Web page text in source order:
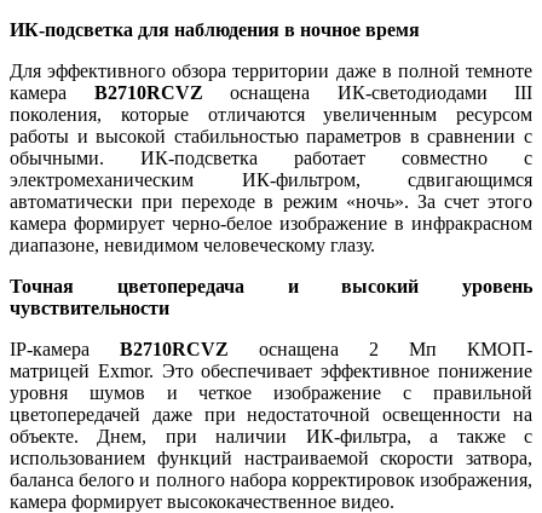
ИК-подсветка для наблюдения в ночное время
Для эффективного обзора территории даже в полной темноте
камера B2710RCVZ оснащена ИК-светодиодами III
поколения, которые отличаются увеличенным ресурсом
работы и высокой стабильностью параметров в сравнении с
обычными. ИК-подсветка работает совместно с
электромеханическим ИК-фильтром, сдвигающимся
автоматически при переходе в режим «ночь». За счет этого
камера формирует черно-белое изображение в инфракрасном
диапазоне, невидимом человеческому глазу.
Точная цветопередача и высокий уровень
чувствительности
IP-камера B2710RCVZ оснащена 2 Мп КМОП-
матрицей Exmor. Это обеспечивает эффективное понижение
уровня шумов и четкое изображение с правильной
цветопередачей даже при недостаточной освещенности на
объекте. Днем, при наличии ИК-фильтра, а также с
использованием функций настраиваемой скорости затвора,
баланса белого и полного набора корректировок изображения,
камера формирует высококачественное видео.